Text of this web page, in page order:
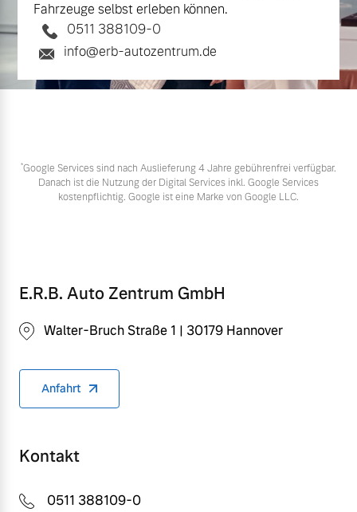
Fahrzeuge selbst erleben können.
0511 388109-0
info@erb-autozentrum.de
*Google Services sind nach Auslieferung 4 Jahre gebührenfrei verfügbar.
Danach ist die Nutzung der Digital Services inkl. Google Services
kostenpflichtig. Google ist eine Marke von Google LLC.
E.R.B. Auto Zentrum GmbH
Walter-Bruch Straße 1 | 30179 Hannover
Anfahrt
Kontakt
0511 388109-0